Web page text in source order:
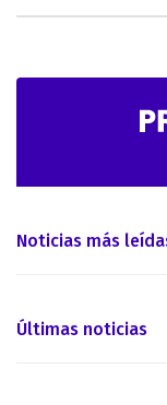
Noticias más
Últimas noticias